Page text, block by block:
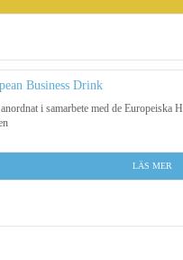
Business Drink
i samarbete med de Europeiska
LÄS MER